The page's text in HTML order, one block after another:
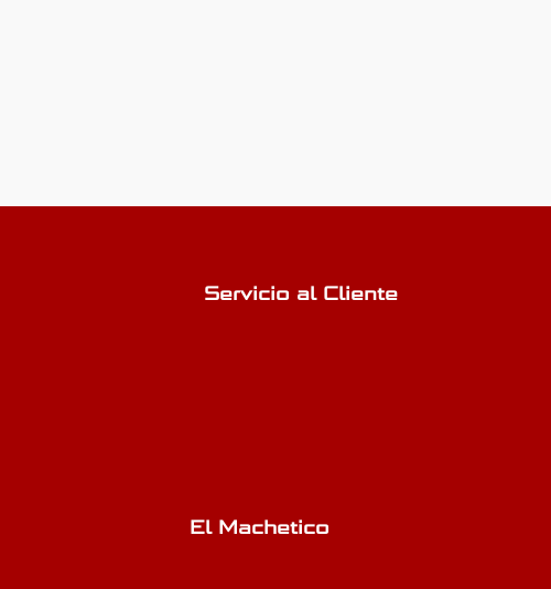
Servicio al Cliente
El Machetico